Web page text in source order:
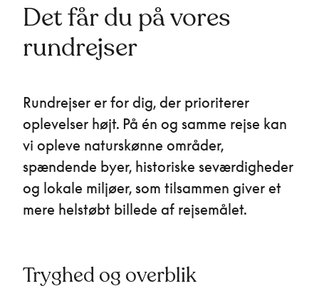
Det får du på vores
rundrejser
Rundrejser er for dig, der prioriterer
oplevelser højt. På én og samme rejse kan
vi opleve naturskønne områder,
spændende byer, historiske seværdigheder
og lokale miljøer, som tilsammen giver et
mere helstøbt billede af rejsemålet.
Tryghed og overblik